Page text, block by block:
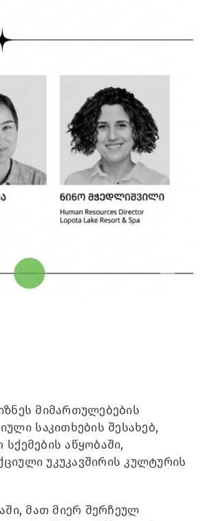
მიმართულებების
საკითხების შესახებ,
აწყობაში,
უკუკავშირის კულტურის
მათ მიერ შერჩეულ